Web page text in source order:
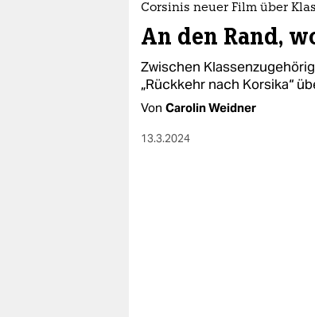
Corsinis neuer Film über
An den Rand,
Zwischen
„Rückkehr nach Korsika“
Von Carolin Weidner
13.3.2024